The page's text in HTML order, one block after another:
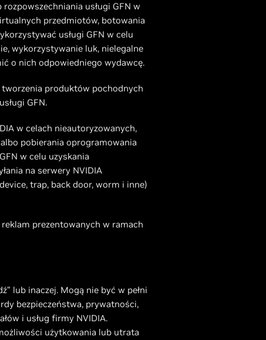
usługi GFN w
przedmiotów, botowania
usługi GFN w celu
wykorzystywanie luk, nielegalne
o nich odpowiedniego wydawcę.
tworzenia produktów pochodnych
GFN.
w celach nieautoryzowanych,
pobierania oprogramowania
w celu uzyskania
na serwery NVIDIA
trap, back door, worm i inne)
reklam prezentowanych w ramach
lub inaczej. Mogą nie być w pełni
bezpieczeństwa, prywatności,
i usług firmy NVIDIA.
użytkowania lub utrata